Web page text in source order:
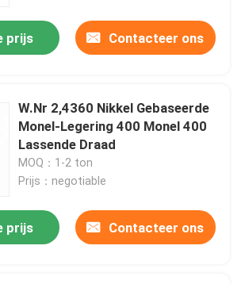
prijs Contacteer ons
W.Nr 2,4360 Nikkel Gebaseerde
Monel-Legering 400 Monel 400
Lassende Draad
MOQ：1-2 ton
Prijs：negotiable
prijs Contacteer ons